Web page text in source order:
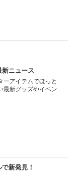
新ニュース
ーアイテムでほっと
最新グッズやイベン
新発見！